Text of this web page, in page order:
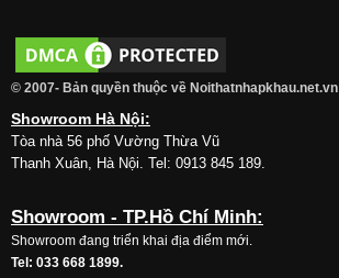
© 2007- Bản quyền thuộc về Noithatnhapkhau.net.vn
Showroom Hà Nội:
Tòa nhà 56 phố Vường Thừa Vũ
Thanh Xuân, Hà Nội. Tel: 0913 845 189.
Showroom - TP.Hồ Chí Minh:
Showroom đang triển khai địa điểm mới.
Tel: 033 668 1899.